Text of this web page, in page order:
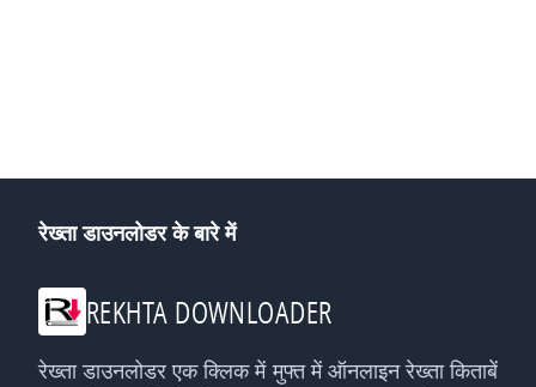
रेख्ता डाउनलोडर के बारे में
REKHTA DOWNLOADER
रेख्ता डाउनलोडर एक क्लिक में मुफ्त में ऑनलाइन रेख्ता किताबें